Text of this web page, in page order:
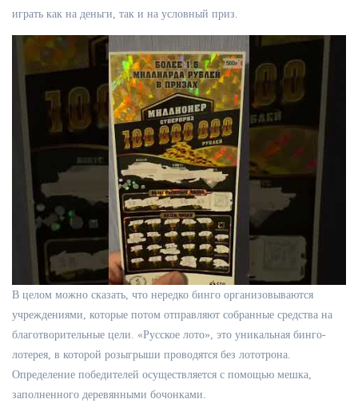
играть как на деньги, так и на условный приз.
В целом можно сказать, что нередко бинго организовываются
учреждениями, которые потом отправляют собранные средства на
благотворительные цели. «Русское лото», это уникальная бинго-
лотерея, в которой розыгрыши проводятся без лототрона.
Определение победителей осуществляется с помощью мешка,
заполненного деревянными бочонками.